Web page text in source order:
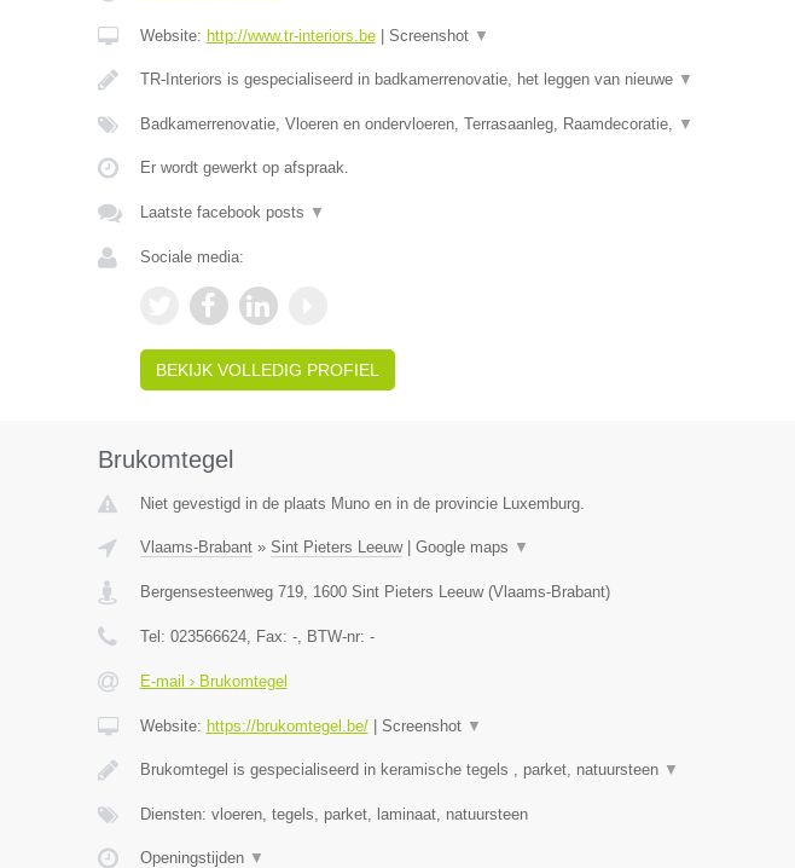
Website: http://www.tr-interiors.be| Screenshot ▼
TR-Interiors is gespecialiseerd in badkamerrenovatie, het leggen van nieuwe ▼
Badkamerrenovatie, Vloeren en ondervloeren, Terrasaanleg, Raamdecoratie, ▼
Er wordt gewerkt op afspraak.
Laatste facebook posts ▼
Sociale media:
BEKIJK VOLLEDIG PROFIEL
Brukomtegel
Niet gevestigd in de plaats Muno en in de provincie Luxemburg.
Vlaams-Brabant» Sint Pieters Leeuw| Google maps ▼
Bergensesteenweg 719, 1600 Sint Pieters Leeuw(Vlaams-Brabant)
Tel: 023566624, Fax: -, BTW-nr: -
E-mail › Brukomtegel
Website: https://brukomtegel.be/| Screenshot ▼
Brukomtegel is gespecialiseerd in keramische tegels , parket, natuursteen ▼
Diensten: vloeren, tegels, parket, laminaat, natuursteen
Openingstijden ▼